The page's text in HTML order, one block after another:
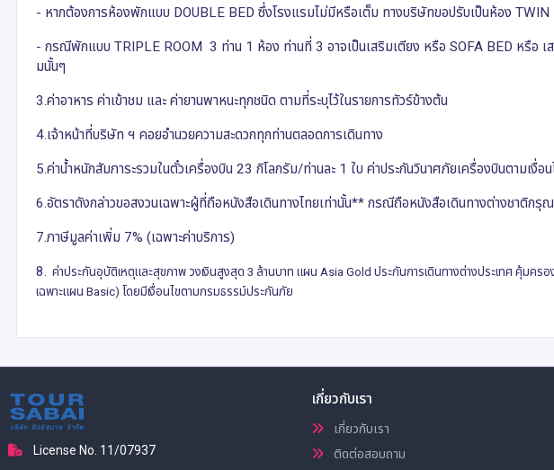
- หากต้องการห้องพักแบบ DOUBLE BED ซึ่งโรงแรมไม่มีหรือเต็ม ทางบริษัทขอปรับเป็นห้อง
- กรณีพักแบบ TRIPLE ROOM 3 ท่าน 1 ห้อง ท่านที่ 3 อาจเป็นเสริมเตียง หรือ SOFA BED หรือ
มนั้นๆ
3.ค่าอาหาร ค่าเข้าชม และ ค่ายานพาหนะทุกชนิด ตามที่ระบุไว้ในรายการทัวร์ข้างต้น
4.เจ้าหน้าที่บริษัท ฯ คอยอำนวยความสะดวกทุกท่านตลอดการเดินทาง
5.ค่าน้ำหนักสัมภาระรวมในตั๋วเครื่องบิน 23 กิโลกรัม/ท่านละ 1 ใบ ค่าประกันวินาศภัยเครื่องบินตามเงื่อ
6.อัตราดังกล่าวขอสงวนเฉพาะผู้ที่ถือหนังสือเดินทางไทยเท่านั้น** กรณีถือหนังสือเดินทางต่างชาติกรุณ
7.ภาษีมูลค่าเพิ่ม 7% (เฉพาะค่าบริการ)
8. ค่าประกันอุบัติเหตุและสุขภาพ วงเงินสูงสุด 3 ล้านบาท แผน Asia Gold ประกันการเดินทางต่างประเทศ คุ้มค
เฉพาะแผน Basic) โดยมีเงื่อนไขตามกรมธรรม์ประกันภัย
License No. 11/07937
เกี่ยวกับเรา
เกี่ยวกับเรา
ติดต่อสอบถาม